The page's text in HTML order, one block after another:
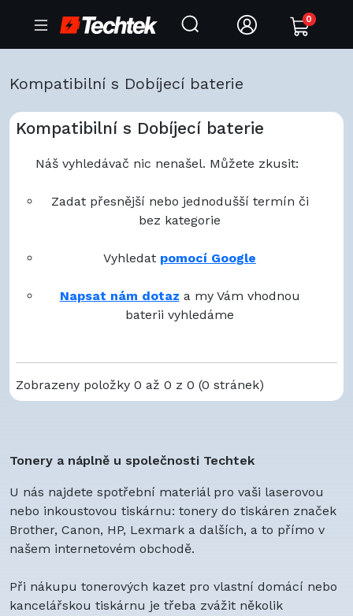
0
Kompatibilní s Dobíjecí baterie
Kompatibilní s Dobíjecí baterie
Náš vyhledávač nic nenašel. Můžete zkusit:
Zadat přesnější nebo jednodušší termín či
bez kategorie
Vyhledat pomocí Google
Napsat nám dotaz a my Vám vhodnou
baterii vyhledáme
Zobrazeny položky 0 až 0 z 0 (0 stránek)
Tonery a náplně u společnosti Techtek
U nás najdete spotřební materiál pro vaši laserovou
nebo inkoustovou tiskárnu: tonery do tiskáren značek
Brother, Canon, HP, Lexmark a dalších, a to přímo v
našem internetovém obchodě.
Při nákupu tonerových kazet pro vlastní domácí nebo
kancelářskou tiskárnu je třeba zvážit několik